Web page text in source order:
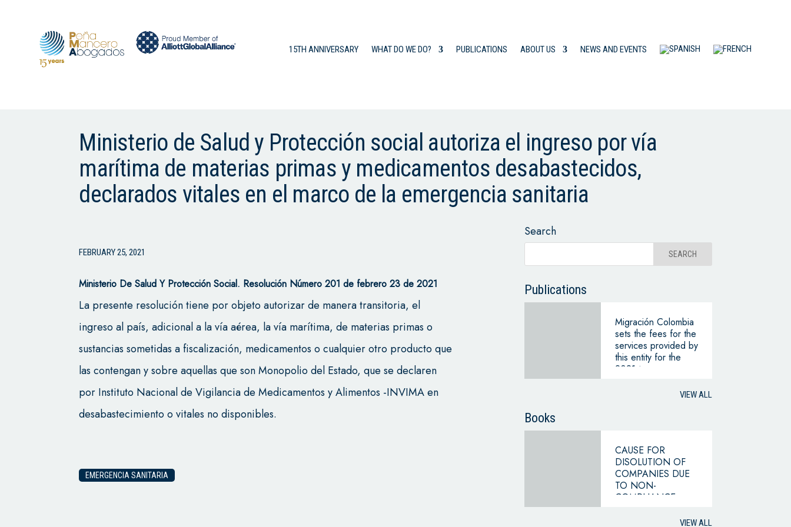
15TH ANNIVERSARY WHAT DO WE DO? PUBLICATIONS ABOUT US NEWS AND EVENTS
Ministerio de Salud y Protección social autoriza el ingreso por vía
marítima de materias primas y medicamentos desabastecidos,
declarados vitales en el marco de la emergencia sanitaria
FEBRUARY 25, 2021
Ministerio De Salud Y Protección Social. Resolución Número 201 de febrero 23 de 2021
La presente resolución tiene por objeto autorizar de manera transitoria, el
ingreso al país, adicional a la vía aérea, la vía marítima, de materias primas o
sustancias sometidas a fiscalización, medicamentos o cualquier otro producto que
las contengan y sobre aquellas que son Monopolio del Estado, que se declaren
por Instituto Nacional de Vigilancia de Medicamentos y Alimentos -INVIMA en
desabastecimiento o vitales no disponibles.
EMERGENCIA SANITARIA
Search
Publications
Migración Colombia
sets the fees for the
services provided by
this entity for the
2021 term
VIEW ALL
Books
CAUSE FOR
DISOLUTION OF
COMPANIES DUE
TO NON-
COMPLIANCE
HYPOTHESIS OFVIEW ALL